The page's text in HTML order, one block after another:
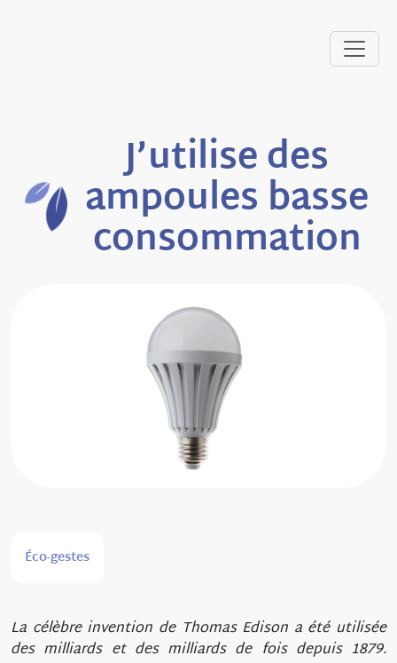
J’utilise des
ampoules basse
consommation
Éco-gestes
La célèbre invention de Thomas Edison a été utilisée
des milliards et des milliards de fois depuis 1879.